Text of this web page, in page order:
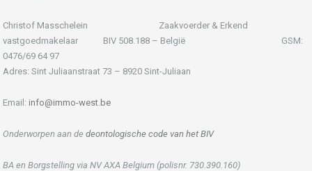
Christof Masschelein Zaakvoerder & Erkend
vastgoedmakelaar BIV 508.188 – België GSM:
0476/69 64 97
Adres: Sint Juliaanstraat 73 – 8920 Sint-Juliaan
Email: info@immo-west.be
Onderworpen aan de deontologische code van het BIV
BA en Borgstelling via NV AXA Belgium (polisnr. 730.390.160)